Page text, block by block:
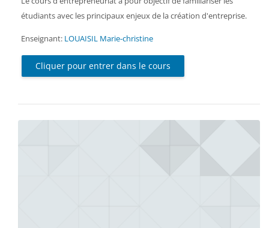
étudiants avec les principaux enjeux de la création d'entreprise.
Enseignant: LOUAISIL Marie-christine
Cliquer pour entrer dans le cours